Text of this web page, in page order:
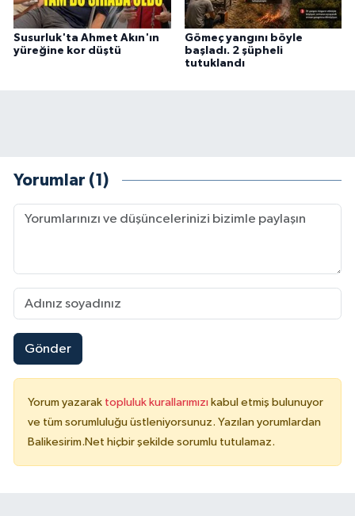
Susurluk'ta Ahmet Akın'ın
yüreğine kor düştü
Gömeç yangını böyle
başladı. 2 şüpheli
tutuklandı
Yorumlar (1)
Gönder
Yorum yazarak topluluk kurallarımızı kabul etmiş bulunuyor
ve tüm sorumluluğu üstleniyorsunuz. Yazılan yorumlardan
Balikesirim.Net hiçbir şekilde sorumlu tutulamaz.